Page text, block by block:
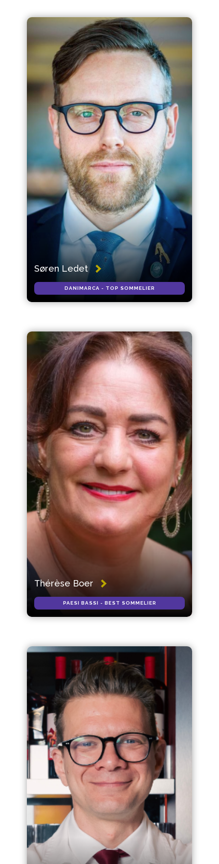
Søren Ledet
DANIMARCA - TOP SOMMELIER
Thérèse Boer
PAESI BASSI - BEST SOMMELIER